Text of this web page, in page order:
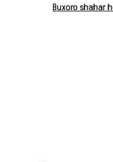
Buxoro shahar